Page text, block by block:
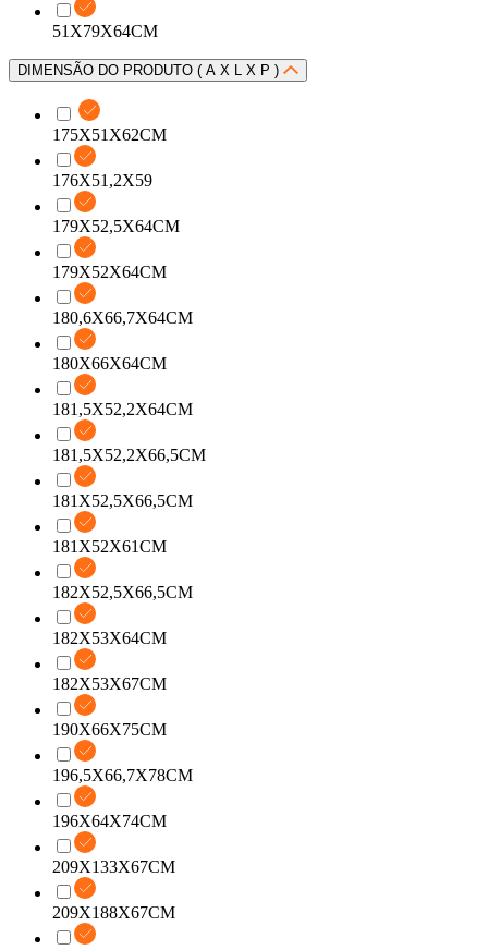
51X79X64CM
DIMENSÃO DO PRODUTO ( A X L X P )
175X51X62CM
176X51,2X59
179X52,5X64CM
179X52X64CM
180,6X66,7X64CM
180X66X64CM
181,5X52,2X64CM
181,5X52,2X66,5CM
181X52,5X66,5CM
181X52X61CM
182X52,5X66,5CM
182X53X64CM
182X53X67CM
190X66X75CM
196,5X66,7X78CM
196X64X74CM
209X133X67CM
209X188X67CM